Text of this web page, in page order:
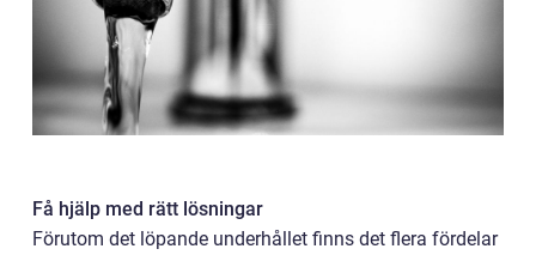
Få hjälp med rätt lösningar
Förutom det löpande underhållet finns det flera fördelar